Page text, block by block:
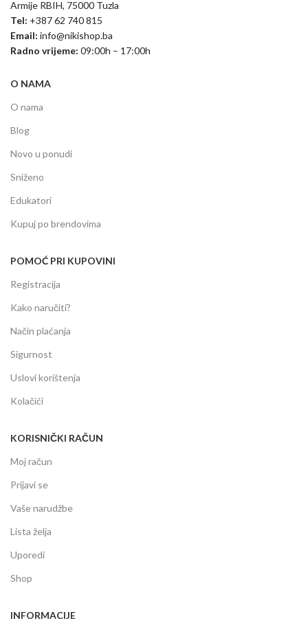
Armije RBIH, 75000 Tuzla
Tel: +387 62 740 815
Email: info@nikishop.ba
Radno vrijeme: 09:00h – 17:00h
O NAMA
O nama
Blog
Novo u ponudi
Sniženo
Edukatori
Kupuj po brendovima
POMOĆ PRI KUPOVINI
Registracija
Kako naručiti?
Način plaćanja
Sigurnost
Uslovi korištenja
Kolačići
KORISNIČKI RAČUN
Moj račun
Prijavi se
Vaše narudžbe
Lista želja
Uporedi
Shop
INFORMACIJE